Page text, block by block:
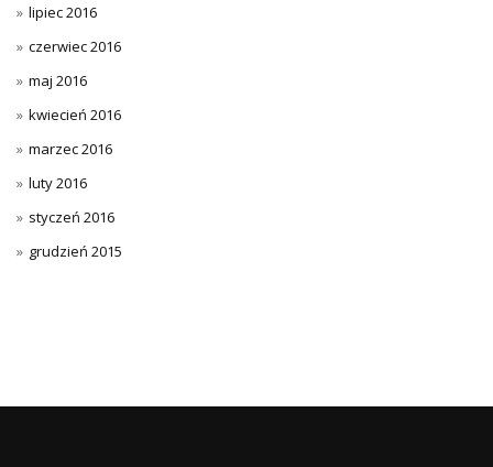
lipiec 2016
czerwiec 2016
maj 2016
kwiecień 2016
marzec 2016
luty 2016
styczeń 2016
grudzień 2015